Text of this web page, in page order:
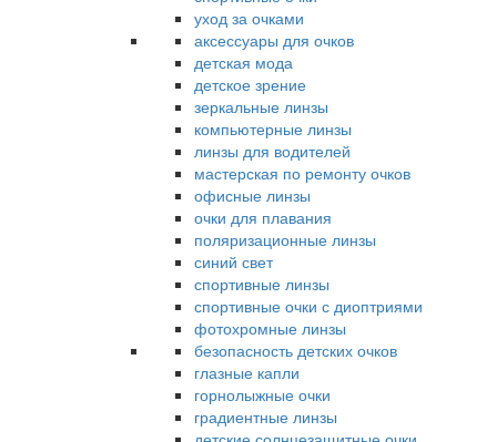
уход за очками
аксессуары для очков
детская мода
детское зрение
зеркальные линзы
компьютерные линзы
линзы для водителей
мастерская по ремонту очков
офисные линзы
очки для плавания
поляризационные линзы
синий свет
спортивные линзы
спортивные очки с диоптриями
фотохромные линзы
безопасность детских очков
глазные капли
горнолыжные очки
градиентные линзы